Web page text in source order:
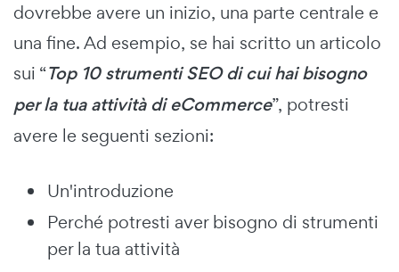
dovrebbe avere un inizio, una parte centrale e
una fine. Ad esempio, se hai scritto un articolo
sui “Top 10 strumenti SEO di cui hai bisogno
per la tua attività di eCommerce”, potresti
avere le seguenti sezioni:
Un'introduzione
Perché potresti aver bisogno di strumenti
per la tua attività